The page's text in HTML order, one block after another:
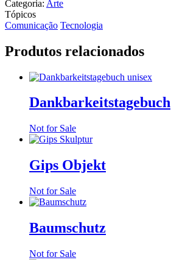
Categoria: Arte
Tópicos
Comunicação Tecnologia
Produtos relacionados
Dankbarkeitstagebuch
Not for Sale
Gips Objekt
Not for Sale
Baumschutz
Not for Sale